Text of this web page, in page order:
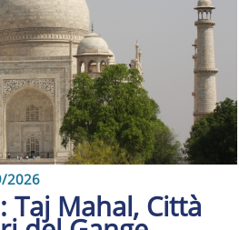
2026
Taj Mahal, Città